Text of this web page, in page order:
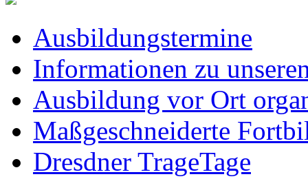
Ausbildungstermine
Informationen zu
Ausbildung vor Ort
Maßgeschneiderte
Dresdner TrageTage